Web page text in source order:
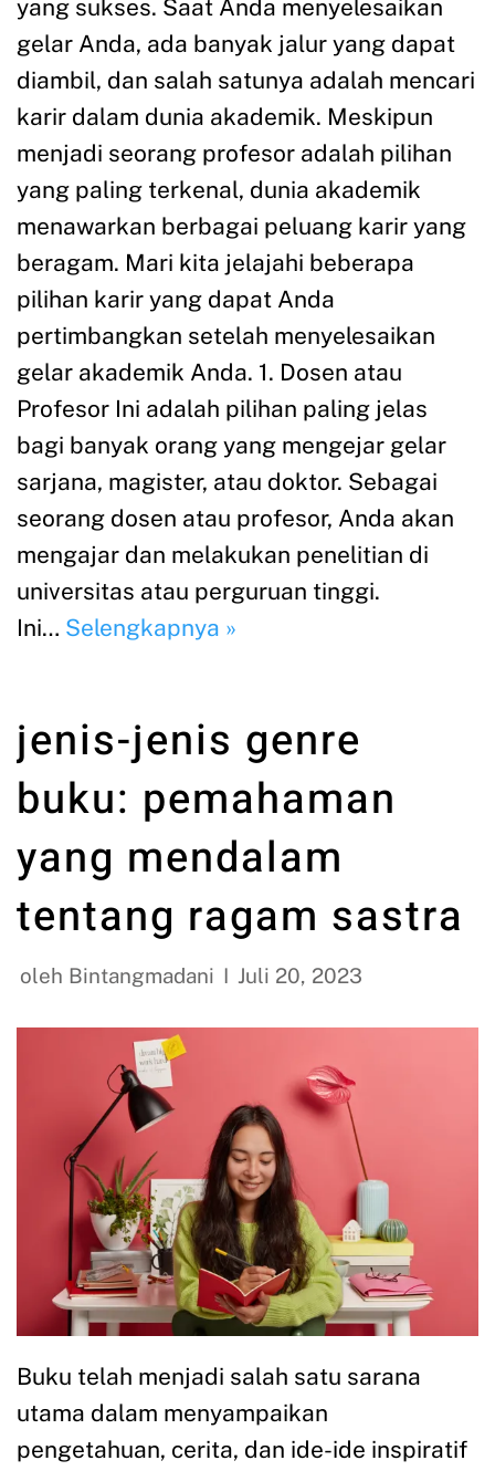
yang sukses. Saat Anda menyelesaikan
gelar Anda, ada banyak jalur yang dapat
diambil, dan salah satunya adalah mencari
karir dalam dunia akademik. Meskipun
menjadi seorang profesor adalah pilihan
yang paling terkenal, dunia akademik
menawarkan berbagai peluang karir yang
beragam. Mari kita jelajahi beberapa
pilihan karir yang dapat Anda
pertimbangkan setelah menyelesaikan
gelar akademik Anda. 1. Dosen atau
Profesor Ini adalah pilihan paling jelas
bagi banyak orang yang mengejar gelar
sarjana, magister, atau doktor. Sebagai
seorang dosen atau profesor, Anda akan
mengajar dan melakukan penelitian di
universitas atau perguruan tinggi.
Ini… Selengkapnya »
jenis-jenis genre
buku: pemahaman
yang mendalam
tentang ragam sastra
oleh Bintangmadani Juli 20, 2023
Buku telah menjadi salah satu sarana
utama dalam menyampaikan
pengetahuan, cerita, dan ide-ide inspiratif